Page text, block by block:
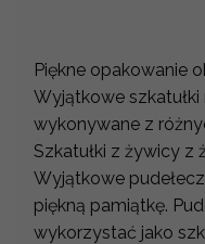
Piękne opakowanie
Wyjątkowe
wykonywane z
Szkatułki z żywicy z
Wyjątkowe
piękną pamiątkę.
wykorzystać jako